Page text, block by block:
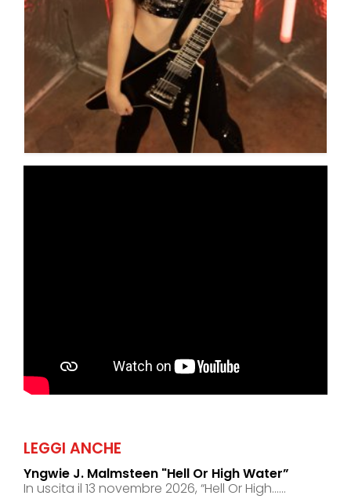
LEGGI ANCHE
Yngwie J. Malmsteen "hell Or High Water”
In uscita il 13 novembre 2026, “Hell Or High......